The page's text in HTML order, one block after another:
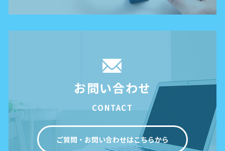
お問い合わせ
CONTACT
ご質問・お問い合わせはこちらから